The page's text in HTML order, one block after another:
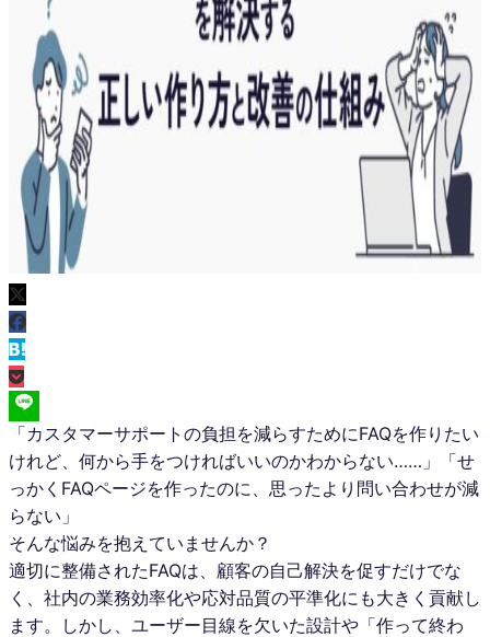
「カスタマーサポートの負担を減らすためにFAQを作りたい
けれど、何から手をつければいいのかわからない……」「せ
っかくFAQページを作ったのに、思ったより問い合わせが減
らない」
そんな悩みを抱えていませんか？
適切に整備されたFAQは、顧客の自己解決を促すだけでな
く、社内の業務効率化や応対品質の平準化にも大きく貢献し
ます。しかし、ユーザー目線を欠いた設計や「作って終わ